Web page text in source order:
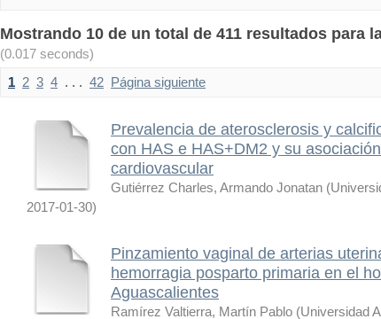
Mostrando 10 de un total de 411 resultados para
(0.017 seconds)
1 2 3 4 . . . 42 Página siguiente
Prevalencia de aterosclerosis y
con HAS e HAS+DM2 y su
cardiovascular
Gutiérrez Charles, Armando Jonatan (
2017-01-30)
Pinzamiento vaginal de arterias
hemorragia posparto primaria en el
Aguascalientes
Ramírez Valtierra, Martín Pablo (Universidad